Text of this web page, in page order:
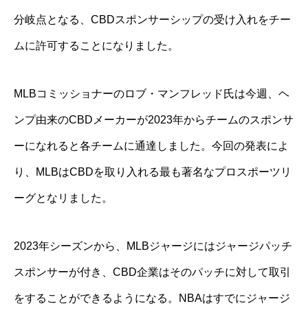
分岐点となる、CBDスポンサーシップの受け入れをチー
ムに許可することになりました。
MLBコミッショナーのロブ・マンフレッド氏は今週、ヘ
ンプ由来のCBDメーカーが2023年からチームのスポンサ
ーになれると各チームに通達しました。今回の発表によ
り、MLBはCBDを取り入れる最も著名なプロスポーツリ
ーグとなリました。
2023年シーズンから、MLBジャージにはジャージパッチ
スポンサーが付き、CBD企業はそのパッチに対して取引
をすることができるようになる。NBAはすでにジャージ